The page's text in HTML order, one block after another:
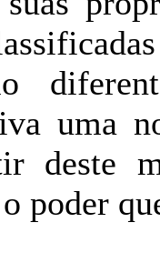
uma
deste
poder